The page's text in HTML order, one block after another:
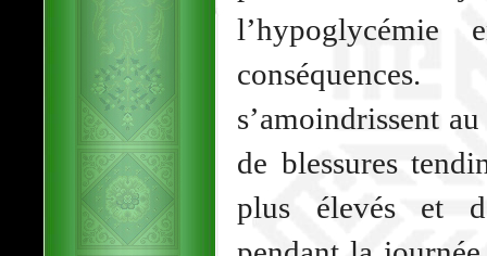
s’amoindrissent
de blessures
plus élevés et